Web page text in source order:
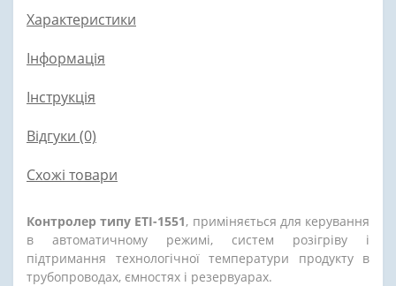
Характеристики
Інформація
Інструкція
Відгуки (0)
Схожі товари
Контролер типу ЕТІ-1551, приміняється для керування
в автоматичному режимі, систем розігріву і
підтримання технологічної температури продукту в
трубопроводах, ємностях і резервуарах.